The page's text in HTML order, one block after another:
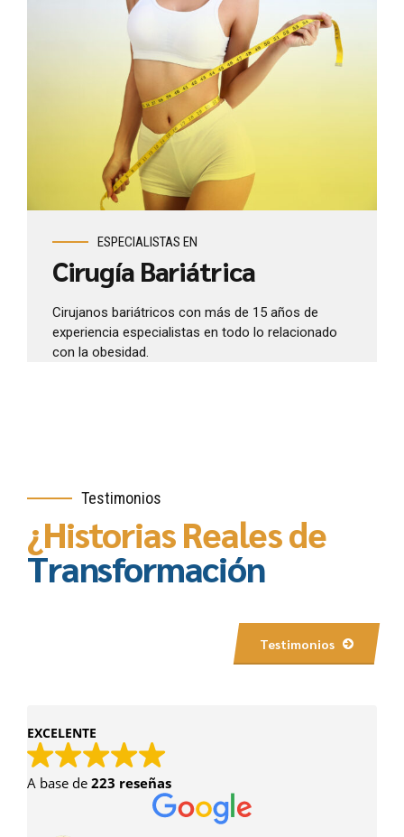
ESPECIALISTAS EN
Cirugía Bariátrica
Cirujanos bariátricos con más de 15 años de
experiencia especialistas en todo lo relacionado
con la obesidad.
Testimonios
¿Historias Reales de
Transformación
Testimonios
EXCELENTE
A base de 223 reseñas